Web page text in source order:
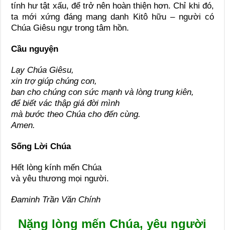
tính hư tật xấu, để trở nên hoàn thiện hơn. Chỉ khi đó,
ta mới xứng đáng mang danh Kitô hữu – người có
Chúa Giêsu ngự trong tâm hồn.
Cầu nguyện
Lạy Chúa Giêsu,
xin trợ giúp chúng con,
ban cho chúng con sức mạnh và lòng trung kiên,
để biết vác thập giá đời mình
mà bước theo Chúa cho đến cùng.
Amen.
Sống Lời Chúa
Hết lòng kính mến Chúa
và yêu thương mọi người.
Đaminh Trần Văn Chính
Nặng lòng mến Chúa, yêu người